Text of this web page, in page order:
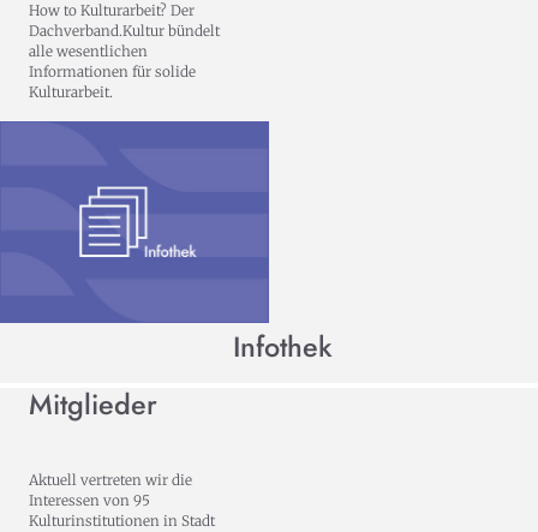
How to Kulturarbeit? Der
Dachverband.Kultur bündelt
alle wesentlichen
Informationen für solide
Kulturarbeit.
Infothek
Mitglieder
Aktuell vertreten wir die
Interessen von 95
Kulturinstitutionen in Stadt